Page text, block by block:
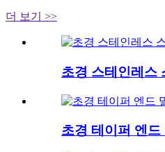
더 보기 >>
초경 스테인레스
초경 테이퍼 엔